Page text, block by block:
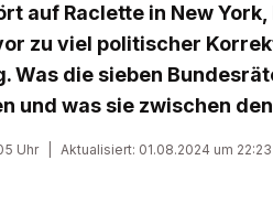
auf Raclette in New
zu viel politischer
Was die sieben
und was sie zwischen
Uhr Aktualisiert: 01.08.2024 um